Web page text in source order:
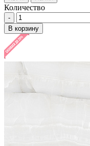
Количество
-
В корзину